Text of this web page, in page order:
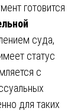
готовится
суда,
статус
с
для таких